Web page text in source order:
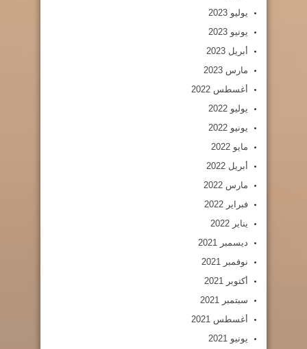
يوليو 2023
يونيو 2023
أبريل 2023
مارس 2023
أغسطس 2022
يوليو 2022
يونيو 2022
مايو 2022
أبريل 2022
مارس 2022
فبراير 2022
يناير 2022
ديسمبر 2021
نوفمبر 2021
أكتوبر 2021
سبتمبر 2021
أغسطس 2021
يونيو 2021